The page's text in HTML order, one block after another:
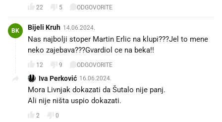
22 5 ODGOVORITE
BK Bijeli Kruh 14.06.2024.
Nas najbolji stoper Martin Erlic na klupi???Jel to mene
neko zajebava???Gvardiol ce na beka!!
12 9 ODGOVORITE
Iva Perković 16.06.2024.
Mora Livnjak dokazati da Šutalo nije panj.
Ali nije ništa uspio dokazati.
2 0